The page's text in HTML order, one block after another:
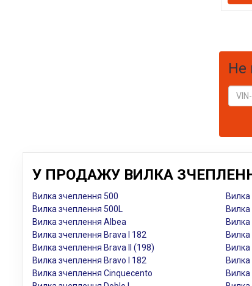
Не
У ПРОДАЖУ ВИЛКА
Вилка зчеплення 500
Вилка зчеплення 500L
Вилка зчеплення Albea
Вилка зчеплення Brava I 182
Вилка зчеплення Brava II (198)
Вилка зчеплення Bravo I 182
Вилка зчеплення Cinquecento
Вилка